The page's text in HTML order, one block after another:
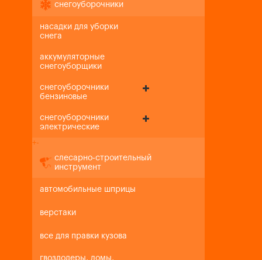
снегоуборочники
насадки для уборки
снега
аккумуляторные
снегоуборщики
снегоуборочники
бензиновые
снегоуборочники
электрические
+-
слесарно-строительный
инструмент
автомобильные шприцы
верстаки
все для правки кузова
гвоздодеры, ломы,